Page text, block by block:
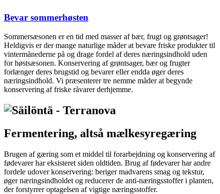
Bevar sommerhøsten
Sommersæsonen er en tid med masser af bær, frugt og grøntsager!
Heldigvis er der mange naturlige måder at bevare friske produkter til
vintermånederne på og drage fordel af deres næringsindhold uden
for høstsæsonen. Konservering af grøntsager, bær og frugter
forlænger deres brugstid og bevarer eller endda øger deres
næringsindhold. Vi præsenterer tre nemme måder at begynde
konservering af friske råvarer derhjemme.
Fermentering, altså mælkesyregæring
Brugen af ​​gæring som et middel til forarbejdning og konservering af
fødevarer har eksisteret siden oldtiden. Brug af fødevarer har andre
fordele udover konservering: beriger madvarens smag og tekstur,
øger næringsindholdet og reducerer de anti-næringsstoffer i planten,
der forstyrrer optagelsen af ​​vigtige næringsstoffer.